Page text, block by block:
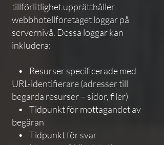
tillförlitlighet upprätthåller
webbhotellföretaget loggar på
servernivå. Dessa loggar kan
inkludera:
• Resurser specificerade med
URL-identifierare (adresser till
begärda resurser – sidor, filer)
• Tidpunkt för mottagandet av
begäran
• Tidpunkt för svar